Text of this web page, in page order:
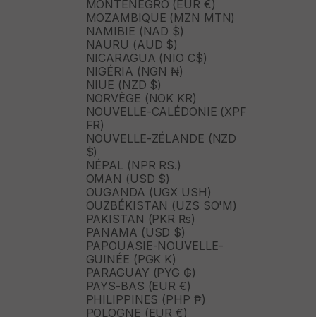
MONTÉNÉGRO (EUR €)
MOZAMBIQUE (MZN MTN)
NAMIBIE (NAD $)
NAURU (AUD $)
NICARAGUA (NIO C$)
NIGÉRIA (NGN ₦)
NIUE (NZD $)
NORVÈGE (NOK KR)
NOUVELLE-CALÉDONIE (XPF
FR)
NOUVELLE-ZÉLANDE (NZD
$)
NÉPAL (NPR RS.)
OMAN (USD $)
OUGANDA (UGX USH)
OUZBÉKISTAN (UZS SO'M)
PAKISTAN (PKR ₨)
PANAMA (USD $)
PAPOUASIE-NOUVELLE-
GUINÉE (PGK K)
PARAGUAY (PYG ₲)
PAYS-BAS (EUR €)
PHILIPPINES (PHP ₱)
POLOGNE (EUR €)